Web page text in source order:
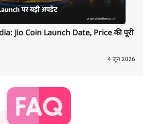
Jio Coin Launch Date, Price की पूरी
4 जून 2026